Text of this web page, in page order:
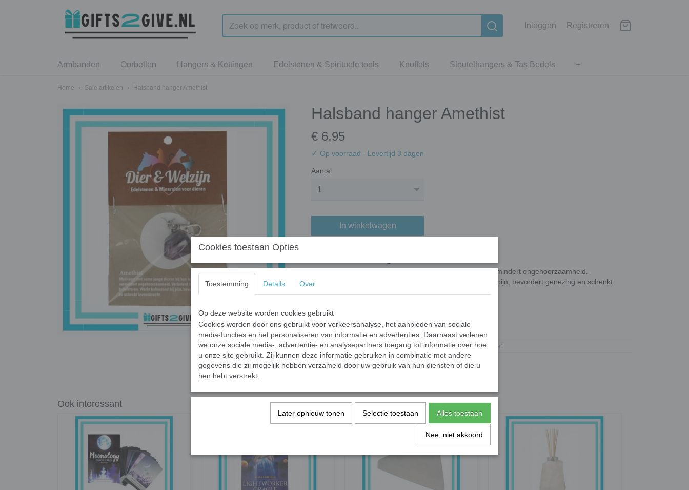
Inloggen Registreren
Armbanden Oorbellen Hangers & Kettingen Edelstenen & Spirituele tools Knuffels Sleutelhangers & Tas Bedels +
Home › Sale artikelen › Halsband hanger Amethist
Halsband hanger Amethist
€ 6,95
✓ Op voorraad - Levertijd 3 dagen
Aantal
In winkelwagen
Motiveert met name jonge dieren bij hun opleiding en vermindert ongehoorzaamheid.
Verbetert het vermogen te luisteren. Werkt kalmerend bij pijn, bevordert genezing en schenkt
Specificaties
Productcode
191
Productcode leverancier
Gifts2Give1
Ook interessant
Cookies toestaan Opties
Toestemming Details Over
Op deze website worden cookies gebruikt
Cookies worden door ons gebruikt voor verkeersanalyse, het aanbieden van sociale
media-functies en het personaliseren van informatie en advertenties. Daarnaast verlenen
we onze sociale media-, advertentie- en analysepartners toegang tot informatie over hoe
u onze site gebruikt. Zij kunnen deze informatie gebruiken in combinatie met andere
gegevens die zij mogelijk hebben verzameld door uw gebruik van hun diensten of die u
hen hebt verstrekt.
Later opnieuw tonen Selectie toestaan Alles toestaan
Nee, niet akkoord